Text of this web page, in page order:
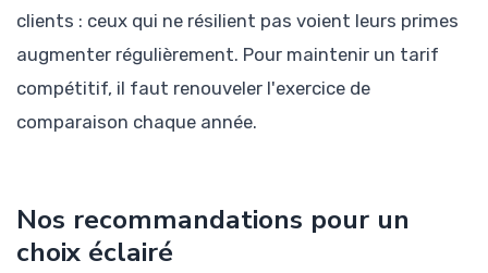
clients : ceux qui ne résilient pas voient leurs primes
augmenter régulièrement. Pour maintenir un tarif
compétitif, il faut renouveler l'exercice de
comparaison chaque année.
Nos recommandations pour un
choix éclairé